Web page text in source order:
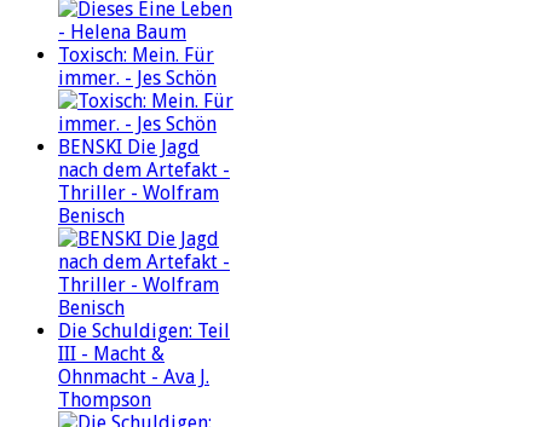
Toxisch: Mein. Für
immer. - Jes Schön
BENSKI Die Jagd
nach dem Artefakt -
Thriller - Wolfram
Benisch
Die Schuldigen: Teil
III - Macht &
Ohnmacht - Ava J.
Thompson